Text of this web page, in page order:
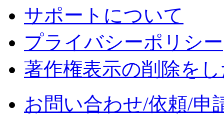
サポートについて
プライバシーポリシー
著作権表示の削除を
お問い合わせ/依頼/申